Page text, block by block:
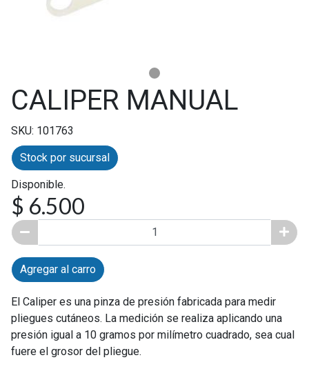
CALIPER MANUAL
SKU: 101763
Stock por sucursal
Disponible.
$ 6.500
Agregar al carro
El Caliper es una pinza de presión fabricada para medir
pliegues cutáneos. La medición se realiza aplicando una
presión igual a 10 gramos por milímetro cuadrado, sea cual
fuere el grosor del pliegue.